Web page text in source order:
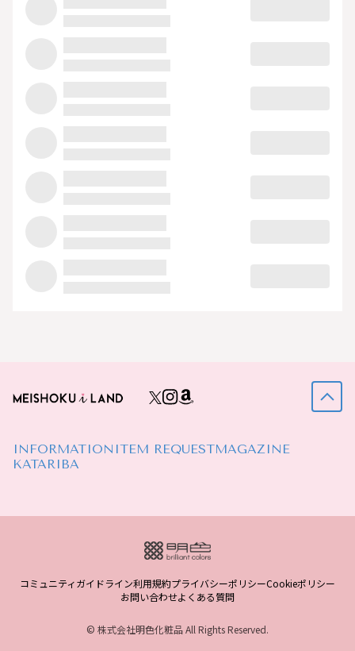
INFORMATION ITEM REQUESTMAGAZINE
KATARIBA
コミュニティガイドライン利用規約プライバシーポリシーCookieポリシー
お問い合わせよくある質問
© 株式会社明色化粧品 All Rights Reserved.